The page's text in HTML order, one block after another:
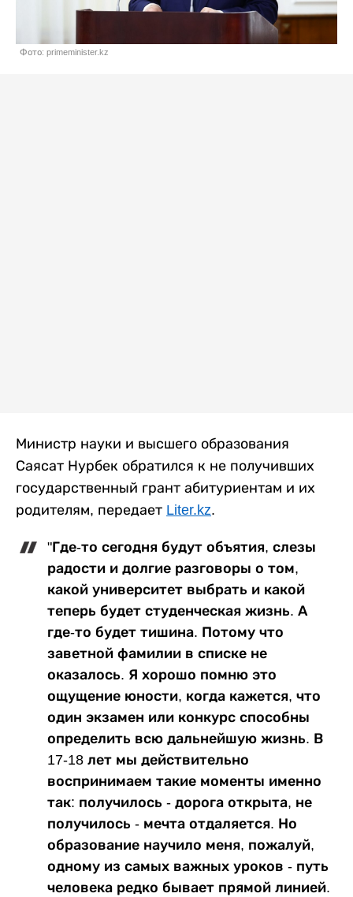
Фото: primeminister.kz
Министр науки и высшего образования
Саясат Нурбек обратился к не получивших
государственный грант абитуриентам и их
родителям, передает Liter.kz.
"Где-то сегодня будут объятия, слезы
радости и долгие разговоры о том,
какой университет выбрать и какой
теперь будет студенческая жизнь. А
где-то будет тишина. Потому что
заветной фамилии в списке не
оказалось. Я хорошо помню это
ощущение юности, когда кажется, что
один экзамен или конкурс способны
определить всю дальнейшую жизнь. В
17-18 лет мы действительно
воспринимаем такие моменты именно
так: получилось - дорога открыта, не
получилось - мечта отдаляется. Но
образование научило меня, пожалуй,
одному из самых важных уроков - путь
человека редко бывает прямой линией.